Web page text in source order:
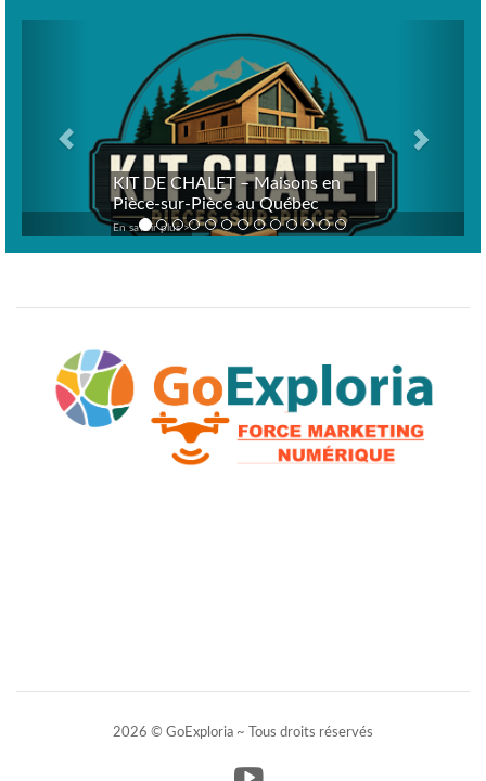
KIT DE CHALET – Maisons en
Pièce-sur-Pièce au Québec
En savoir plus >
2026 © GoExploria ~ Tous droits réservés